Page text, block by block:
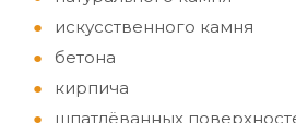
искусственного камня
бетона
кирпича
шпатлёванных